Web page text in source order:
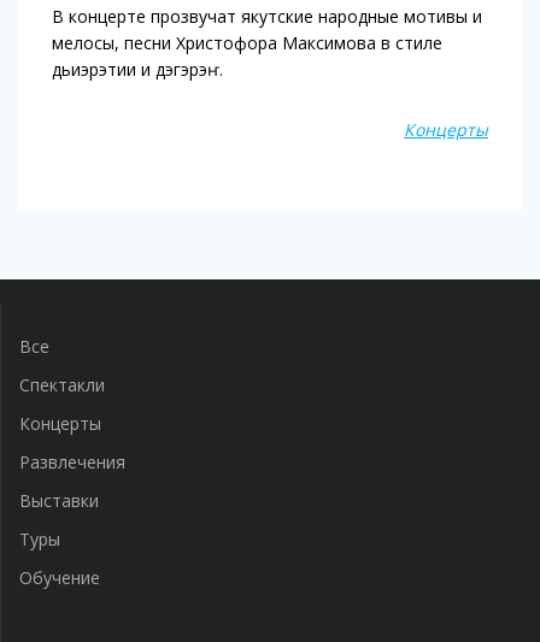
В концерте прозвучат якутские народные мотивы и
мелосы, песни Христофора Максимова в стиле
дьиэрэтии и дэгэрэҥ.
Концерты
по
записям
Все
Спектакли
Концерты
Развлечения
Выставки
Туры
Обучение